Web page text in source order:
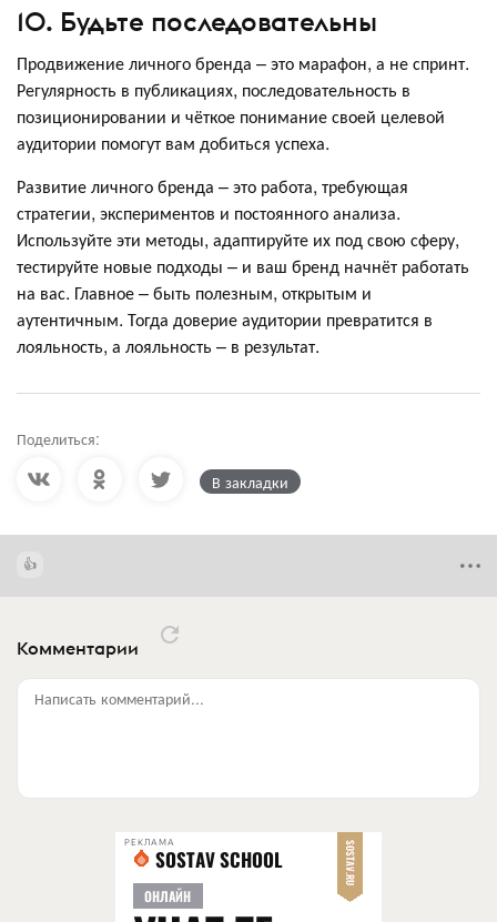
10. Будьте последовательны
Продвижение личного бренда – это марафон, а не спринт.
Регулярность в публикациях, последовательность в
позиционировании и чёткое понимание своей целевой
аудитории помогут вам добиться успеха.
Развитие личного бренда – это работа, требующая
стратегии, экспериментов и постоянного анализа.
Используйте эти методы, адаптируйте их под свою сферу,
тестируйте новые подходы – и ваш бренд начнёт работать
на вас. Главное – быть полезным, открытым и
аутентичным. Тогда доверие аудитории превратится в
лояльность, а лояльность – в результат.
Поделиться:
В закладки
Комментарии
Написать комментарий...
РЕКЛАМА